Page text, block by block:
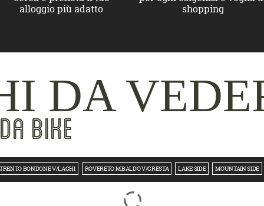
alloggio più adatto
shopping
DA
BIKE
TRENTO BONDONE V/LAGHI ROVERETO M.BALDO V/GRESTA LAKE SIDE MOUNTAIN SIDE